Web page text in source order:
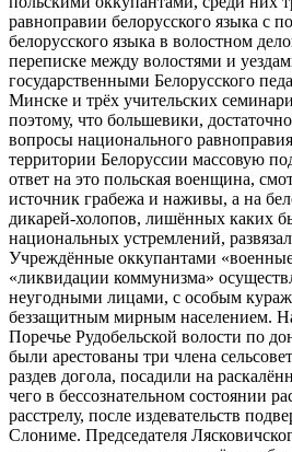
равноправии белорусского языка с
белорусского языка в волостном
переписке между волостями и
государственными Белорусского
Минске и трёх учительских
поэтому, что большевики,
вопросы национального
территории Белоруссии массовую
ответ на это польская военщина,
источник грабежа и наживы, а на
дикарей-холопов, лишённых каких
национальных устремлений,
Учреждённые оккупантами
«ликвидации коммунизма»
неугодными лицами, с особым
беззащитным мирным населением.
Поречье Рудобельской волости по
были арестованы три члена
раздев догола, посадили на
чего в бессознательном состоянии
расстрелу, после издевательств
Слониме. Председателя